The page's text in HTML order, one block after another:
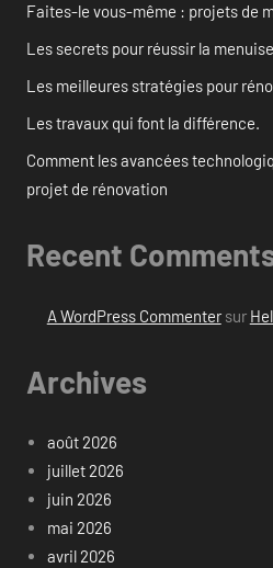
Faites-le vous-même : projets de
Les secrets pour réussir la
Les meilleures stratégies pour
Les travaux qui font la différence.
Comment les avancées
projet de rénovation
Recent
A WordPress Commentersur
Archives
août 2026
juillet 2026
juin 2026
mai 2026
avril 2026